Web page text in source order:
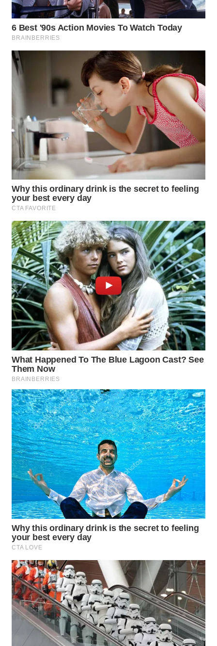
WN
INDRAMAYU
KUNINGAN
MAJALENGKA
WN
SUBANG
WN
SUKABUMI
WN
PURWAKARTA
WN
PRIANGAN
TIMUR
WN
SEMARANG
WN
SOLO
WN
BOROBUDUR
WN
MADURA
WN
SURABAYA
WN
NATUNA
WN
BINTAN
WN
MANDALIKA
LIKUPANG
WN
LABUANBAJO
WN
BORNEO